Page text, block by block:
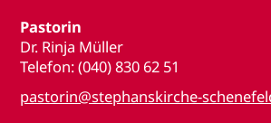
Pastorin
Dr. Rinja Müller
Telefon: (040) 830 62 51
pastorin@stephanskirche-